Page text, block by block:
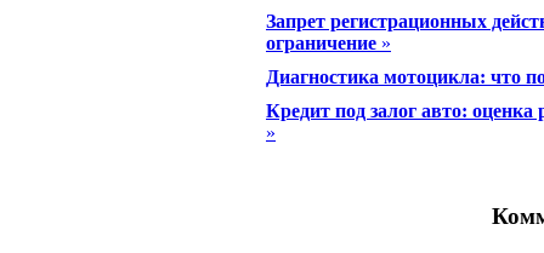
Запрет регистрационных
ограничение »
Диагностика мотоцикла: что
Кредит под залог авто:
»